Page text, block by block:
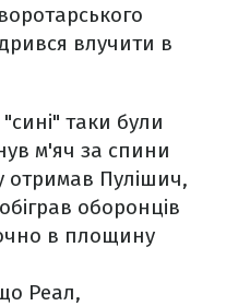
влучити в
таки були
м'яч за спини
отримав Пулішич,
оборонців
в площину
Реал,